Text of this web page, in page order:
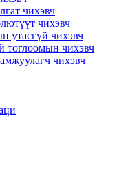
чихэвч
чихэвч
утасгүй чихэвч
тоглоомын чихэвч
чихэвч